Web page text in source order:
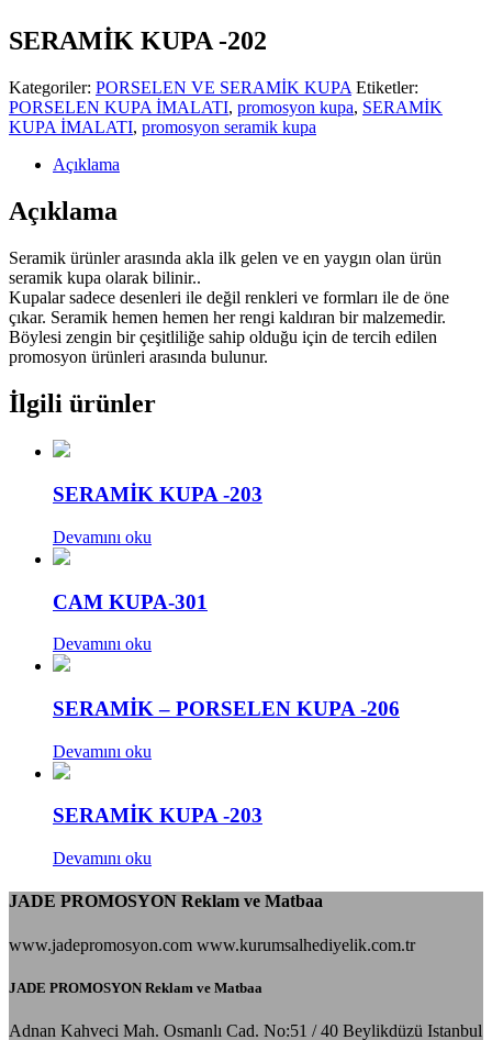
SERAMİK KUPA -202
Kategoriler: PORSELEN VE SERAMİK KUPA Etiketler:
PORSELEN KUPA İMALATI, promosyon kupa, SERAMİK
KUPA İMALATI, promosyon seramik kupa
Açıklama
Açıklama
Seramik ürünler arasında akla ilk gelen ve en yaygın olan ürün
seramik kupa olarak bilinir..
Kupalar sadece desenleri ile değil renkleri ve formları ile de öne
çıkar. Seramik hemen hemen her rengi kaldıran bir malzemedir.
Böylesi zengin bir çeşitliliğe sahip olduğu için de tercih edilen
promosyon ürünleri arasında bulunur.
İlgili ürünler
SERAMİK KUPA -203
Devamını oku
CAM KUPA-301
Devamını oku
SERAMİK – PORSELEN KUPA -206
Devamını oku
SERAMİK KUPA -203
Devamını oku
JADE PROMOSYON Reklam ve Matbaa
www.jadepromosyon.com www.kurumsalhediyelik.com.tr
JADE PROMOSYON Reklam ve Matbaa
Adnan Kahveci Mah. Osmanlı Cad. No:51 / 40 Beylikdüzü Istanbul